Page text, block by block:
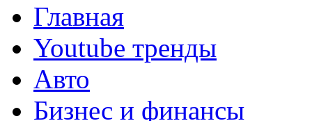
Главная
Youtube тренды
Авто
Бизнес и финансы